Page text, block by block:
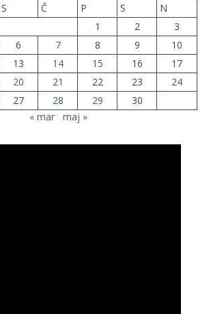
S Č P S
N
1
2
3
6 7 8 9
10
13 14 15 16
17
20 21 22 23
24
27 28 29
30
« mar
maj »